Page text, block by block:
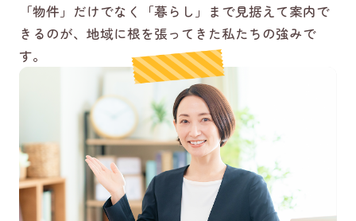
「物件」だけでなく「暮らし」まで見据えて案内で
きるのが、地域に根を張ってきた私たちの強みで
す。